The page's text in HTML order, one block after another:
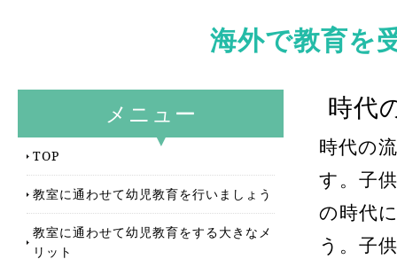
海外で教育を
メニュー
TOP
教室に通わせて幼児教育を行いましょう
教室に通わせて幼児教育をする大きなメ
リット
時代
時代の
す。子
の時代
う。子